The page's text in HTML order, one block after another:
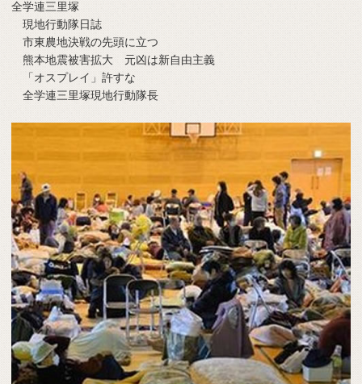
全学連三里塚
現地行動隊日誌
市東農地決戦の先頭に立つ
熊本地震被害拡大 元凶は新自由主義
「オスプレイ」許すな
全学連三里塚現地行動隊長